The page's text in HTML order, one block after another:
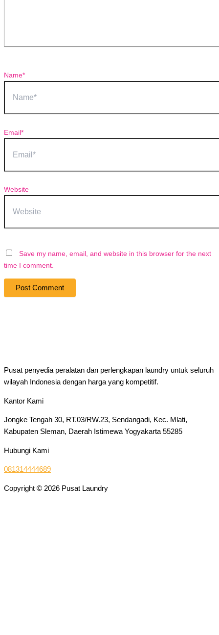
Name*
Email*
Website
Save my name, email, and website in this browser for the next
time I comment.
Pusat penyedia peralatan dan perlengkapan laundry untuk seluruh
wilayah Indonesia dengan harga yang kompetitif.
Kantor Kami
Jongke Tengah 30, RT.03/RW.23, Sendangadi, Kec. Mlati,
Kabupaten Sleman, Daerah Istimewa Yogyakarta 55285
Hubungi Kami
081314444689
Copyright © 2026 Pusat Laundry